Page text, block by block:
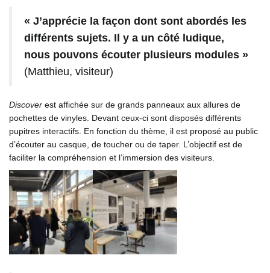
« J’apprécie la façon dont sont abordés les
différents sujets. Il y a un côté ludique,
nous pouvons écouter plusieurs modules »
(Matthieu, visiteur)
Discover est affichée sur de grands panneaux aux allures de
pochettes de vinyles. Devant ceux-ci sont disposés différents
pupitres interactifs. En fonction du thème, il est proposé au public
d’écouter au casque, de toucher ou de taper. L’objectif est de
faciliter la compréhension et l’immersion des visiteurs.